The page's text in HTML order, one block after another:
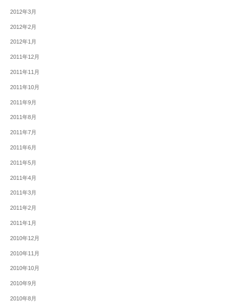
2012年3月
2012年2月
2012年1月
2011年12月
2011年11月
2011年10月
2011年9月
2011年8月
2011年7月
2011年6月
2011年5月
2011年4月
2011年3月
2011年2月
2011年1月
2010年12月
2010年11月
2010年10月
2010年9月
2010年8月